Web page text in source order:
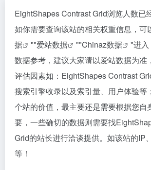
EightShapes Contrast Grid浏览人数已
如你需要查询该站的相关权重信息，可
据
""爱站数据 ""Chinaz数据
"进
数据参考，建议大家请以爱站数据为准
评估因素如：EightShapes Contrast
搜索引擎收录以及索引量、用户体验等
个站的价值，最主要还是需要根据您自
要，一些确切的数据则需要找
Grid的站长进行洽谈提供。如该站的IP
等！